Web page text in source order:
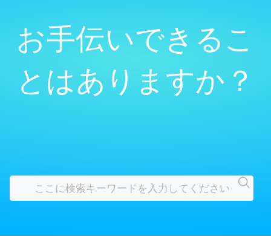
お手伝いできるこ
とはありますか？